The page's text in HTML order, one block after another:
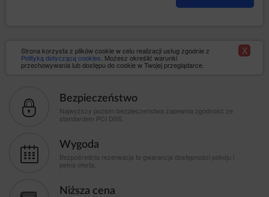
Strona korzysta z plików cookie w celu realizacji usług zgodnie z
Polityką dotyczącą cookies . Możesz określić warunki
przechowywania lub dostępu do cookie w Twojej przeglądarce.
X
Bezpieczeństwo
Najwyższy poziom bezpieczeństwa zapewnia zgodność ze
standardem PCI DSS.
Wygoda
Bezpośrednia rezerwacja to gwarancja dostępności pokoju i
pełna oferta.
Niższa cena